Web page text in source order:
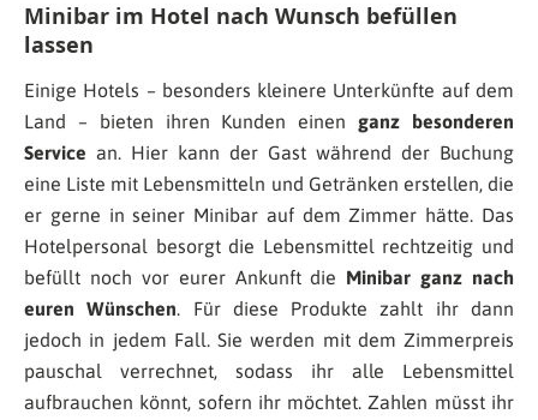
Minibar im Hotel nach Wunsch befüllen
lassen
Einige Hotels – besonders kleinere Unterkünfte auf dem
Land – bieten ihren Kunden einenganz besonderen
Service an. Hier kann der Gast während der Buchung
eine Liste mit Lebensmitteln und Getränken erstellen, die
er gerne in seiner Minibar auf dem Zimmer hätte. Das
Hotelpersonal besorgt die Lebensmittel rechtzeitig und
befüllt noch vor eurer Ankunft die Minibar ganz nach
euren Wünschen. Für diese Produkte zahlt ihr dann
jedoch in jedem Fall. Sie werden mit dem Zimmerpreis
pauschal verrechnet, sodass ihr alle Lebensmittel
aufbrauchen könnt, sofern ihr möchtet. Zahlen müsst ihr